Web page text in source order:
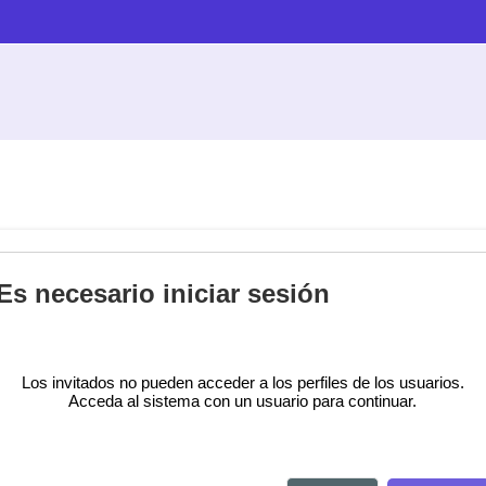
necesario iniciar sesión
Los invitados no pueden acceder a los perfiles de los usuarios.
Acceda al sistema con un usuario para continuar.